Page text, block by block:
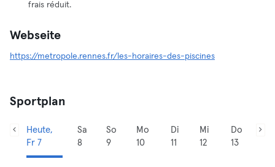
frais réduit.
Webseite
https://metropole.rennes.fr/les-horaires-des-piscines
Sportplan
Heute,
Fr 7
Sa
8
So
9
Mo
10
Di
11
Mi
12
Do
13